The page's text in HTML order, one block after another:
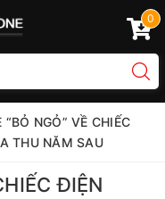
0
“BỎ NGỎ” VỀ CHIẾC
THU NĂM SAU
ĐIỆN